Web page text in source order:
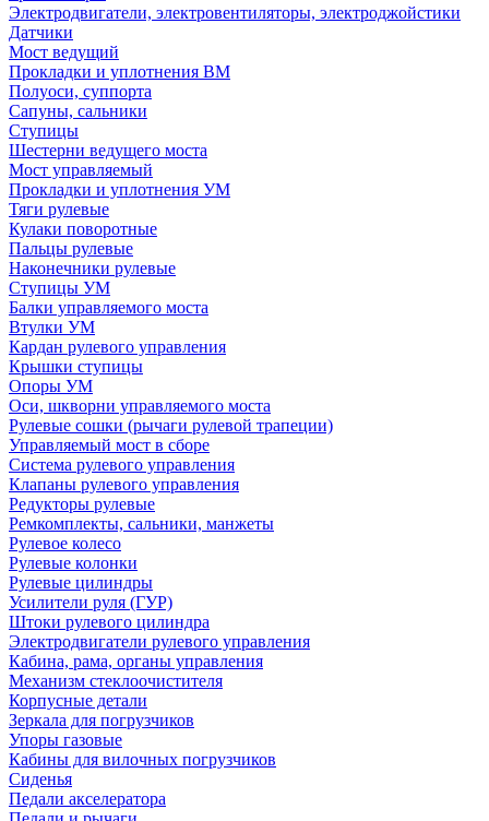
Электродвигатели, электровентиляторы, электроджойстики
Датчики
Мост ведущий
Прокладки и уплотнения ВМ
Полуоси, суппорта
Сапуны, сальники
Ступицы
Шестерни ведущего моста
Мост управляемый
Прокладки и уплотнения УМ
Тяги рулевые
Кулаки поворотные
Пальцы рулевые
Наконечники рулевые
Ступицы УМ
Балки управляемого моста
Втулки УМ
Кардан рулевого управления
Крышки ступицы
Опоры УМ
Оси, шкворни управляемого моста
Рулевые сошки (рычаги рулевой трапеции)
Управляемый мост в сборе
Система рулевого управления
Клапаны рулевого управления
Редукторы рулевые
Ремкомплекты, сальники, манжеты
Рулевое колесо
Рулевые колонки
Рулевые цилиндры
Усилители руля (ГУР)
Штоки рулевого цилиндра
Электродвигатели рулевого управления
Кабина, рама, органы управления
Механизм стеклоочистителя
Корпусные детали
Зеркала для погрузчиков
Упоры газовые
Кабины для вилочных погрузчиков
Сиденья
Педали акселератора